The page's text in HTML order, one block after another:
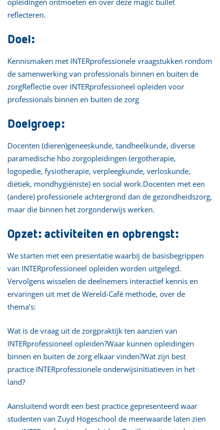
reflecteren.
Doel:
Kennismaken met INTERprofessionele vraagstukken rondom
de samenwerking van professionals binnen en buiten de
zorgReflectie over INTERprofessioneel opleiden voor
professionals binnen en buiten de zorg
Doelgroep:
Docenten (dieren)geneeskunde, tandheelkunde, diverse
paramedische hbo zorgopleidingen (ergotherapie,
logopedie, fysiotherapie, verpleegkunde, verloskunde,
diëtiek, mondhygiëniste) en social work.Docenten met een
(andere) professionele achtergrond dan de gezondheidszorg,
maar die binnen het zorgonderwijs werken.
Opzet: activiteiten en opbrengst:
We starten met een presentatie waarbij de basisbegrippen
van INTERprofessioneel opleiden worden uitgelegd.
Vervolgens wisselen de deelnemers interactief kennis en
ervaringen uit met de Wereld-Café methode, over de
thema’s:
Wat is de vraag uit de zorgpraktijk ten aanzien van
INTERprofessioneel opleiden?Waar kunnen opleidingen
binnen en buiten de zorg elkaar vinden?Wat zijn best
practice INTERprofessionele onderwijsinitiatieven in het
land?
Aansluitend wordt een best practice gepresenteerd waar
studenten van Zuyd Hogeschool de meerwaarde laten zien